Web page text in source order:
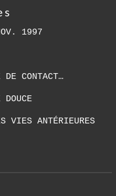
1997
CONTACT…
VIES ANTÉRIEURES